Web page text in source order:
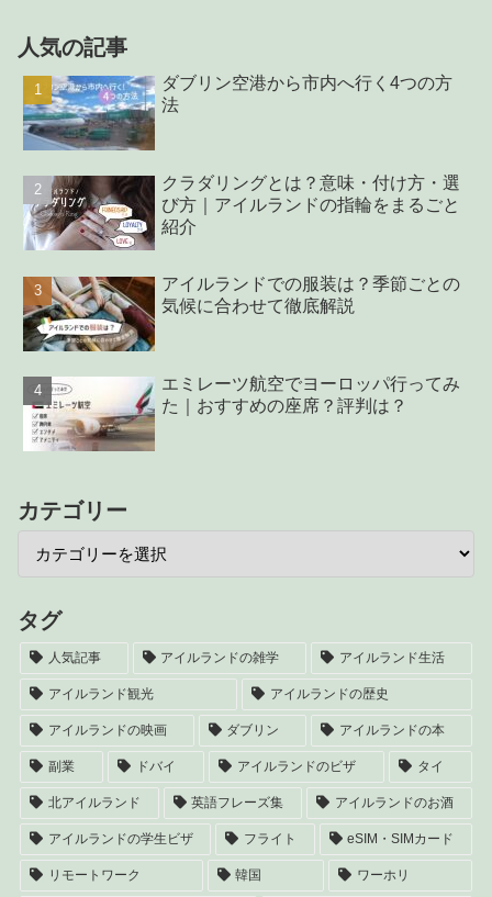
人気の記事
ダブリン空港から市内へ行く4つの方
法
クラダリングとは？意味・付け方・選
び方｜アイルランドの指輪をまるごと
紹介
アイルランドでの服装は？季節ごとの
気候に合わせて徹底解説
エミレーツ航空でヨーロッパ行ってみ
た｜おすすめの座席？評判は？
カテゴリー
タグ
人気記事 アイルランドの雑学 アイルランド生活
アイルランド観光 アイルランドの歴史
アイルランドの映画 ダブリン アイルランドの本
副業 ドバイ アイルランドのビザ タイ
北アイルランド 英語フレーズ集 アイルランドのお酒
アイルランドの学生ビザ フライト eSIM・SIMカード
リモートワーク 韓国 ワーホリ